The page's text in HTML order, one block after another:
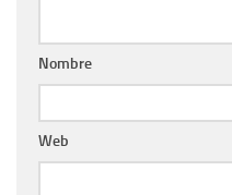
Nombre
Web